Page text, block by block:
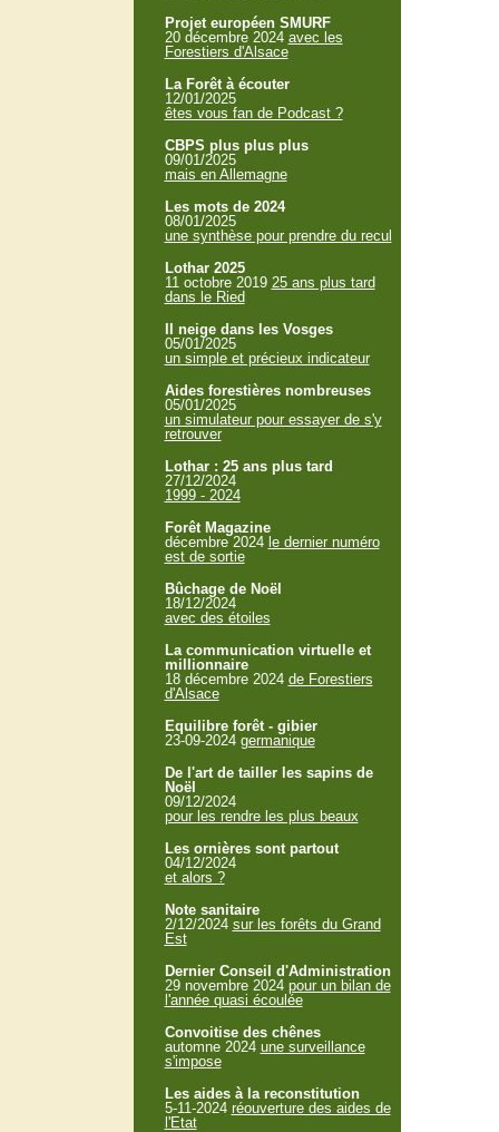
Projet européen SMURF
20 décembre 2024 avec les
Forestiers d'Alsace
La Forêt à écouter
12/01/2025
êtes vous fan de Podcast ?
CBPS plus plus plus
09/01/2025
mais en Allemagne
Les mots de 2024
08/01/2025
une synthèse pour prendre du recul
Lothar 2025
11 octobre 2019 25 ans plus tard
dans le Ried
Il neige dans les Vosges
05/01/2025
un simple et précieux indicateur
Aides forestières nombreuses
05/01/2025
un simulateur pour essayer de s'y
retrouver
Lothar : 25 ans plus tard
27/12/2024
1999 - 2024
Forêt Magazine
décembre 2024 le dernier numéro
est de sortie
Bûchage de Noël
18/12/2024
avec des étoiles
La communication virtuelle et
millionnaire
18 décembre 2024 de Forestiers
d'Alsace
Equilibre forêt - gibier
23-09-2024 germanique
De l'art de tailler les sapins de
Noël
09/12/2024
pour les rendre les plus beaux
Les ornières sont partout
04/12/2024
et alors ?
Note sanitaire
2/12/2024 sur les forêts du Grand
Est
Dernier Conseil d'Administration
29 novembre 2024 pour un bilan de
l'année quasi écoulée
Convoitise des chênes
automne 2024 une surveillance
s'impose
Les aides à la reconstitution
5-11-2024 réouverture des aides de
l'Etat